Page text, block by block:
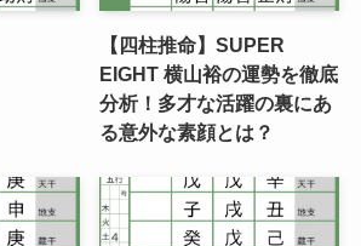
【四柱推命】SUPER
EIGHT 横山裕の運勢を徹底
分析！多才な活躍の裏にあ
る意外な素顔とは？